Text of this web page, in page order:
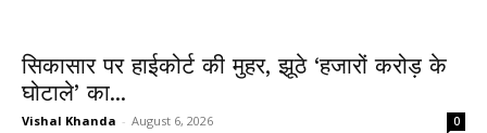
सिकासार पर हाईकोर्ट की मुहर, झूठे ‘हजारों करोड़ के
घोटाले’ का...
Vishal Khanda - August 6, 2026 0